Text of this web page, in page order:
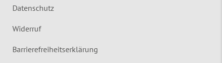
Datenschutz
Widerruf
Barrierefreiheitserklärung